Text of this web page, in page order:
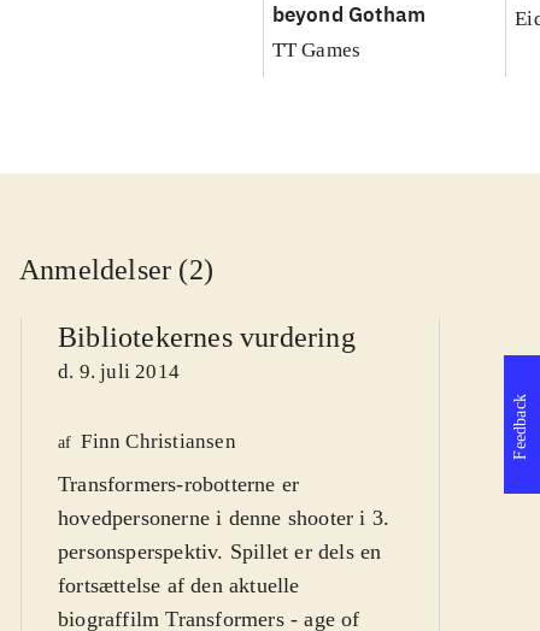
beyond Gotham
TT Games
Anmeldelser (2)
Bibliotekernes vurdering
d. 9. juli 2014
af Finn Christiansen
Transformers-robotterne er
hovedpersonerne i denne shooter i 3.
personsperspektiv. Spillet er dels en
fortsættelse af den aktuelle
biograffilm Transformers - age of
Feedback